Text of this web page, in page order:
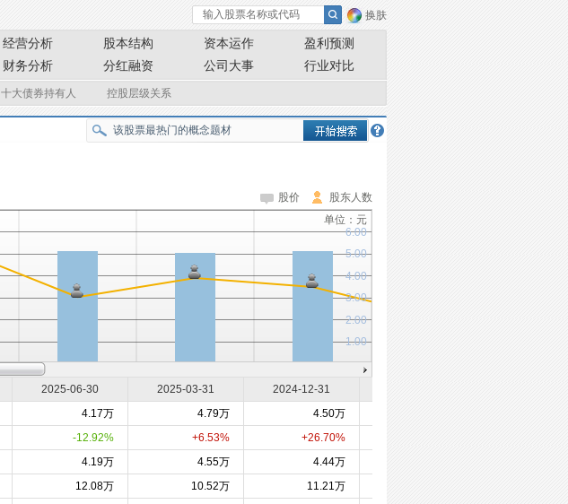
换肤
经营分析 股本结构 资本运作
盈利预测
财务分析 分红融资 公司大事 行业对比
十大债券持有人 控股层级关系
股价
股东人数
单位：元
1.00
2.00
3.00
4.00
5.00
6.00
2025-06-30 2025-03-31 2024-12-31
4.17万 4.79万 4.50万
-12.92% +6.53% +26.70%
4.19万 4.55万 4.44万
12.08万 10.52万 11.21万